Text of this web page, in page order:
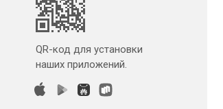
QR-код для установки
наших приложений.